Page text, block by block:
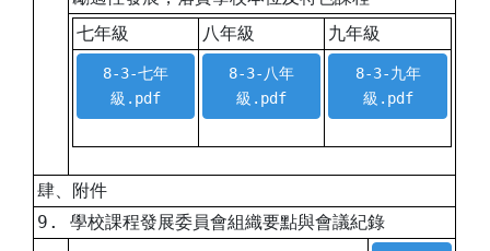
七年級
八年級 九年級
8-3-七年
級.pdf
8-3-八年
級.pdf
8-3-九年
級.pdf
肆、附件
9. 學校課程發展委員會組織要點與會議紀錄